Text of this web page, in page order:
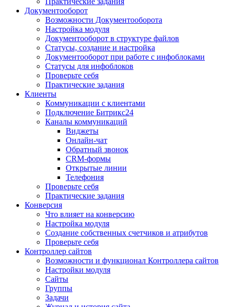
Документооборот
Возможности Документооборота
Настройка модуля
Документооборот в структуре файлов
Статусы, создание и настройка
Документооборот при работе с инфоблоками
Статусы для инфоблоков
Проверьте себя
Практические задания
Клиенты
Коммуникации с клиентами
Подключение Битрикс24
Каналы коммуникаций
Виджеты
Онлайн-чат
Обратный звонок
CRM-формы
Открытые линии
Телефония
Проверьте себя
Практические задания
Конверсия
Что влияет на конверсию
Настройка модуля
Создание собственных счетчиков и атрибутов
Проверьте себя
Контроллер сайтов
Возможности и функционал Контроллера сайтов
Настройки модуля
Сайты
Группы
Задачи